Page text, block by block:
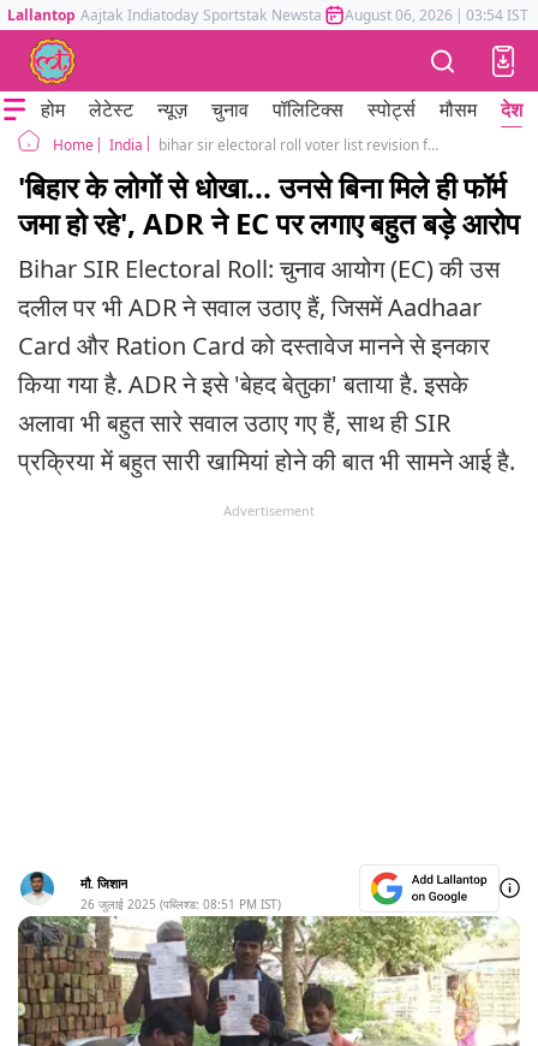
Lallantop Aajtak Indiatoday Sportstak Newstak Mumbai Tak Astrotak
August 06, 2026 | 03:54 IST
होम लेटेस्ट न्यूज़ चुनाव पॉलिटिक्स स्पोर्ट्स मौसम देश
Home India bihar sir electoral roll voter list revision fraud with voters election commission of india ADR petition Supreme Court
'बिहार के लोगों से धोखा... उनसे बिना मिले ही फॉर्म
जमा हो रहे', ADR ने EC पर लगाए बहुत बड़े आरोप
Bihar SIR Electoral Roll: चुनाव आयोग (EC) की उस
दलील पर भी ADR ने सवाल उठाए हैं, जिसमें Aadhaar
Card और Ration Card को दस्तावेज मानने से इनकार
किया गया है. ADR ने इसे 'बेहद बेतुका' बताया है. इसके
अलावा भी बहुत सारे सवाल उठाए गए हैं, साथ ही SIR
प्रक्रिया में बहुत सारी खामियां होने की बात भी सामने आई है.
Advertisement
मौ. जिशान
26 जुलाई 2025 (पब्लिश्ड: 08:51 PM IST)